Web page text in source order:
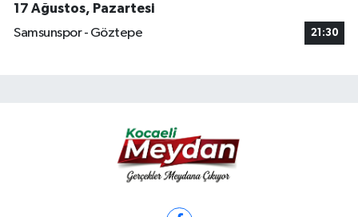
17 Ağustos, Pazartesi
Samsunspor - Göztepe
21:30